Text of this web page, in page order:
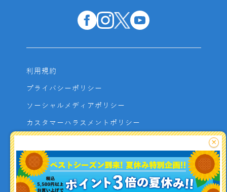
利用規約
プライバシーポリシー
ソーシャルメディアポリシー
カスタマーハラスメントポリシー
よくあるご質問
お問い合わせ
×